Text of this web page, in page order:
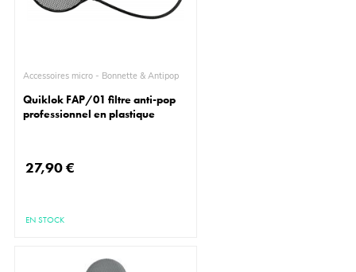
Accessoires micro - Bonnette & Antipop
Quiklok FAP/01 filtre anti-pop
professionnel en plastique
27,90 €
EN STOCK